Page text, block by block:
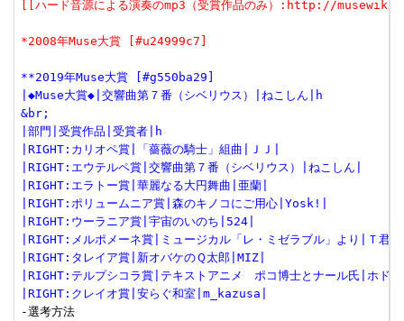
[[ハード音源による演奏のmp3（受賞作品のみ）:http://
*2008年Muse大賞 [#u24999c7]
**2019年Muse大賞 [#g550ba29]
|◆Muse大賞◆|交響曲第７番（シベリウス）|ねこしん|h
&br;
|部門|受賞作品|受賞者|h
|RIGHT:カリオペ賞|「薔薇の騎士」組曲|ＪＪ|
|RIGHT:エウテルペ賞|交響曲第７番（シベリウス）|ねこしん|
|RIGHT:エラトー賞|華麗なる大円舞曲|亜蘭|
|RIGHT:ポリュームニア賞|森のキノコにご用心|Yosk!|
|RIGHT:ウーラニア賞|宇宙のいのち|524|
|RIGHT:メルポメーネ賞|ミュージカル「レ・ミゼラブル」より|Ｔ君|
|RIGHT:タレイア賞|新オバケのＱ太郎|MIZ|
|RIGHT:テルプシコラ賞|テキストアニメ　ポコ博士とナール氏|ホド
|RIGHT:クレイオ賞|安らぐ和室|m_kazusa|
-選考方法